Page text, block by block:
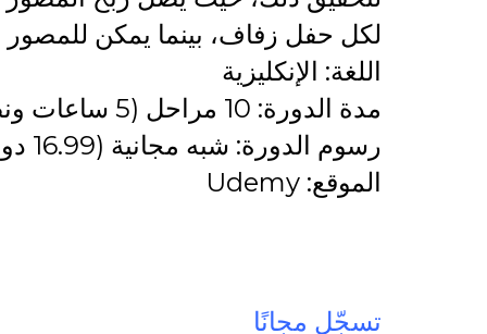
لكل حفل زفاف، بينما يمكن للمصور المتميز
اللغة: الإنكليزية
مدة الدورة: 10 مراحل (5 ساعات ونصف لكل مرحلة)
رسوم الدورة: شبه مجانية (16.99 دولارًا)
الموقع: Udemy
تسجّل مجانًا